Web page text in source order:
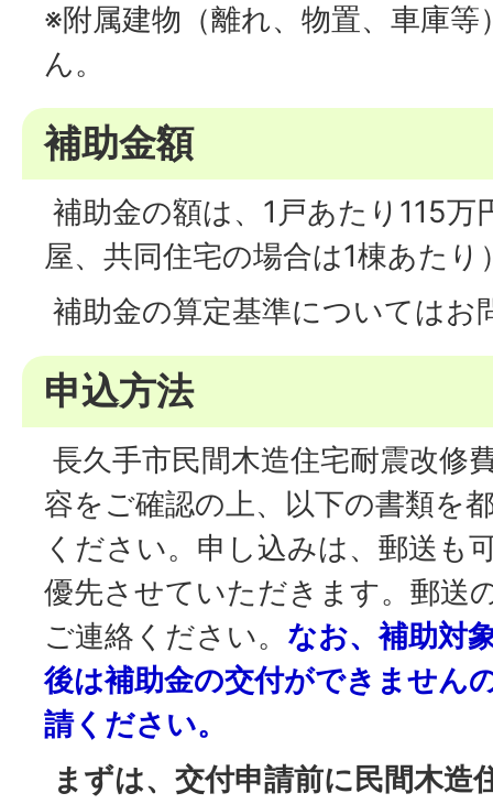
※附属建物（離れ、物置、車庫
ん。
補助金額
補助金の額は、1戸あたり115万
屋、共同住宅の場合は1棟あたり
補助金の算定基準についてはお
申込方法
長久手市民間木造住宅耐震改修
容をご確認の上、以下の書類を
ください。申し込みは、郵送も
優先させていただきます。郵送
ご連絡ください。 なお、補助対
後は補助金の交付ができません
請ください。
まずは、交付申請前に民間木造